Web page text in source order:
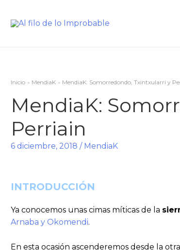
Inicio MendiaK MendiaK: Somorredondo, Txintxularri y
MendiaK:
Perriain
6 diciembre, 2018 / MendiaK
INTRODUCCIÓN
Ya conocemos unas cimas míticas de la
Arnaba y Okomendi.
En esta ocasión ascenderemos desde la